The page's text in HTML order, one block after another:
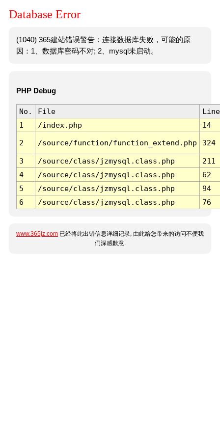
Database Error
(1040) 365建站错误警告：连接数据库失败，可能的原
因：1、数据库密码不对; 2、mysql未启动。
PHP Debug
No. File
Line
1
/index.php 14
2 /source/function/function_extend.php 324
3 /source/class/jzmysql.class.php
211
4
/source/class/jzmysql.class.php
62
5
/source/class/jzmysql.class.php
94
6
/source/class/jzmysql.class.php 76
www.365jz.com 已经将此出错信息详细记录, 由此给您带来的访问不便我
们深感歉意.